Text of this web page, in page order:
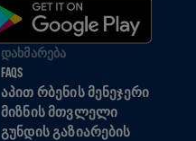
ᲓᲐᲮᲛᲐᲠᲔᲑᲐ
FAQS
ᲐᲞᲘᲗ ᲠᲑᲔᲜᲘᲡ ᲛᲔᲜᲔᲯᲔᲠᲘ
ᲛᲘᲖᲜᲘᲡ ᲛᲗᲕᲚᲔᲚᲘ
ᲒᲣᲜᲓᲘᲡ ᲒᲐᲖᲘᲐᲠᲔᲑᲘᲡ